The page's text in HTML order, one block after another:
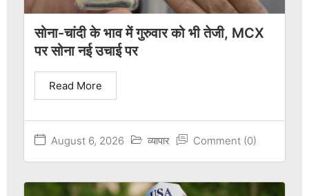
सोना-चांदी के भाव में गुरुवार को भी तेजी, MCX
पर सोना नई उचाई पर
August 6, 2026 व्यापार Comment (0)
Read More